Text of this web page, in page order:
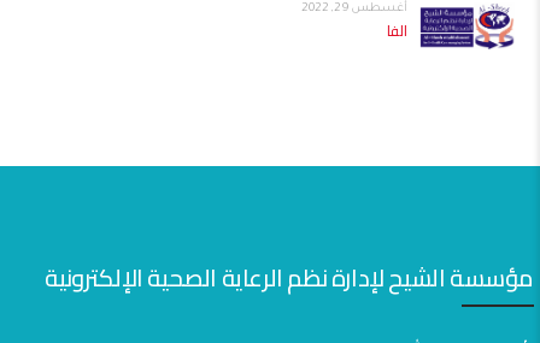
أغسطس 29, 2022
الفا
مؤسسة الشيح لإدارة نظم الرعاية الصحية الإلكترونية